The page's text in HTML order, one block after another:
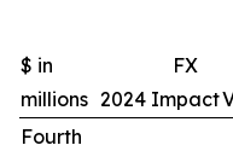
$ in
millions 2024
FX
Impact
Fourth